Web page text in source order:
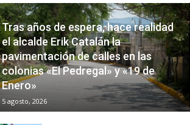
Tras años de espera, hace realidad
el alcalde Erik Catalán la
pavimentación de calles en las
colonias «El Pedregal» y «19 de
Enero»
5 agosto, 2026